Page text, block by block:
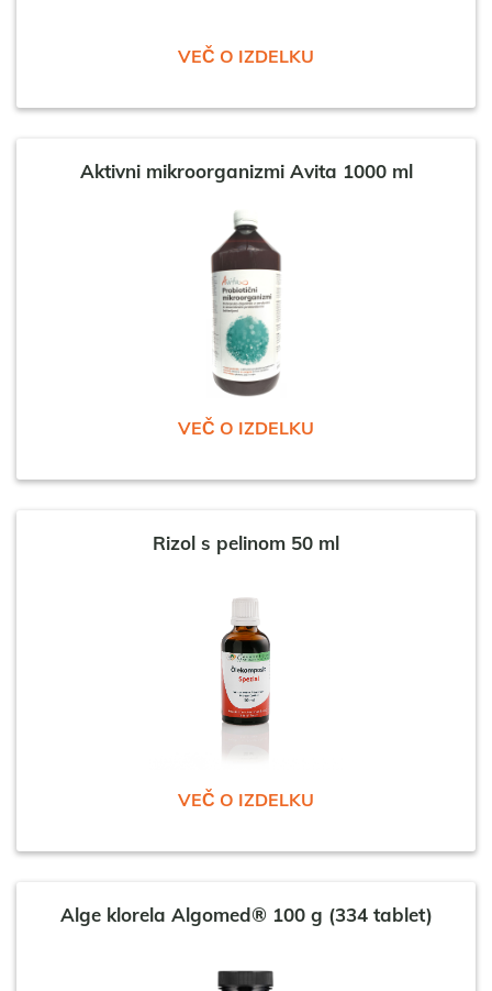
VEČ O IZDELKU
Aktivni mikroorganizmi Avita 1000 ml
VEČ O IZDELKU
Rizol s pelinom 50 ml
VEČ O IZDELKU
Alge klorela Algomed® 100 g (334 tablet)